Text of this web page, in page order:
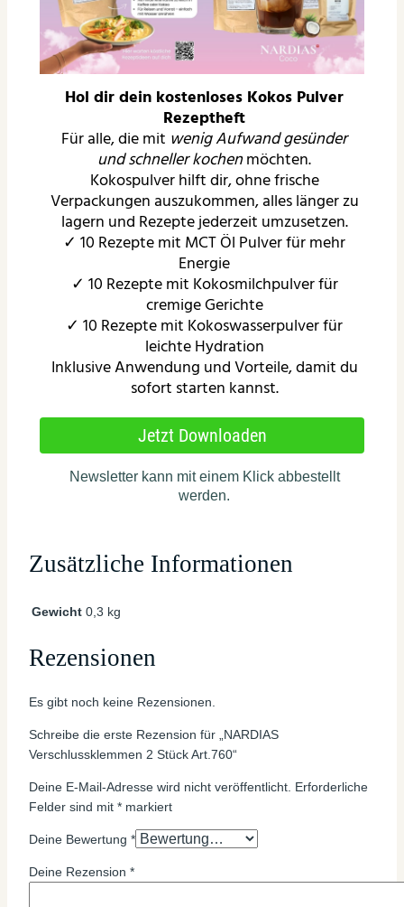
Zusätzliche Informationen
Gewicht 0,3 kg
Rezensionen
Es gibt noch keine Rezensionen.
Schreibe die erste Rezension für „NARDIAS
Verschlussklemmen 2 Stück Art.760“
Deine E-Mail-Adresse wird nicht veröffentlicht. Erforderliche
Felder sind mit * markiert
Deine Bewertung *
Deine Rezension *